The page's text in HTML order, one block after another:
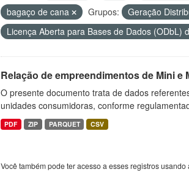
bagaço de cana
Grupos: Geração
Licença Aberta para Bases de Dados (ODbL)
Relação de empreendimentos de Mini e
O presente documento trata de dados
unidades consumidoras, conforme
PDF ZIP PARQUET CSV
Você também pode ter acesso a esses registros usando